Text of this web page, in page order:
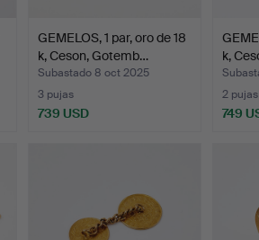
GEMELOS, 1 par, oro de 18
k, Ceson, Gotemb…
Subastado 8 oct 2025
3 pujas
739 USD
k,
2 pujas
749